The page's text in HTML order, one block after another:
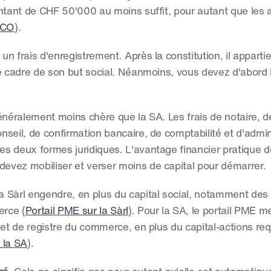
de CHF 50'000 au moins suffit, pour autant que les
).
frais d'enregistrement. Après la constitution, il
de son but social. Néanmoins, vous devez d'abord
moins chère que la SA. Les frais de notaire,
de confirmation bancaire, de comptabilité et
deux formes juridiques. L'avantage financier pratique
mobiliser et verser moins de capital pour démarrer.
Sàrl engendre, en plus du capital social, notamment des
( Portail PME sur la Sàrl ). Pour la SA, le portail PME
de registre du commerce, en plus du capital-actions
la SA).